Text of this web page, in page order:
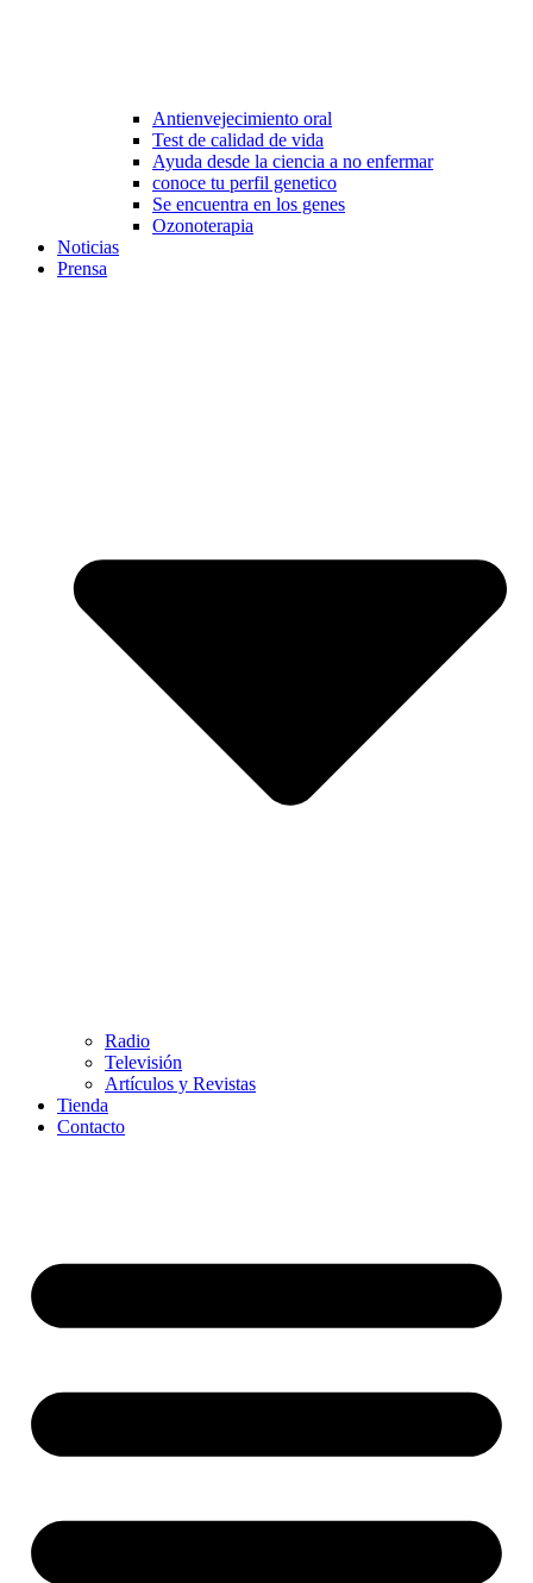
Antienvejecimiento oral
Test de calidad de vida
Ayuda desde la ciencia a no enfermar
conoce tu perfil genetico
Se encuentra en los genes
Ozonoterapia
Noticias
Prensa
Radio
Televisión
Artículos y Revistas
Tienda
Contacto